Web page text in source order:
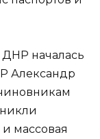
началась
Александр
массовая